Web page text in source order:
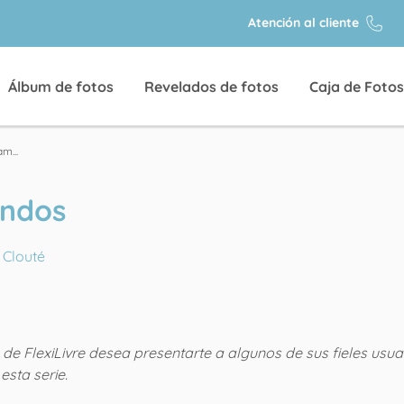
Atención al cliente
Álbum de fotos Revelados de fotos Caja de Fotos
FlexiLivre desea presentarte a algunos de sus fieles
serie.